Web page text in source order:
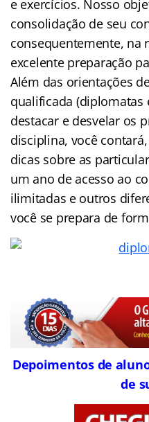
e exercícios. Nosso
consolidação de seu
consequentemente, na
excelente preparação
Além das orientações
qualificada (diplomatas
destacar e desvelar os
disciplina, você
dicas sobre as
um ano de acesso ao
ilimitadas e outros
você se prepara de
Depoimentos de
de